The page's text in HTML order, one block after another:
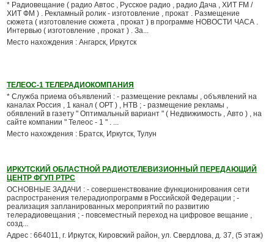
* Радиовещание ( радио Автос , Русское радио , радио Дача , ХИТ FM /
ХИТ ФМ ) . Рекламный ролик - изготовление , прокат . Размещение
сюжета ( изготовление сюжета , прокат ) в программе НОВОСТИ ЧАСА .
Интервью ( изготовление , прокат ) . За...
Место нахождения : Ангарск, Иркутск
ТЕЛЕОС-1 ТЕЛЕРАДИОКОМПАНИЯ
* Служба приема объявлений : - размещение рекламы , объявлений на
каналах Россия , 1 канал ( ОРТ ) , НТВ ; - размещение рекламы ,
обявлений в газету " Оптимальный вариант " ( Недвижимость , Авто ) , на
сайте компании " Телеос - 1 " . ...
Место нахождения : Братск, Иркутск, Тулун
ИРКУТСКИЙ ОБЛАСТНОЙ РАДИОТЕЛЕВИЗИОННЫЙ ПЕРЕДАЮЩИЙ
ЦЕНТР ФГУП РТРС
ОСНОВНЫЕ ЗАДАЧИ : - совершенствование функционирования сети
распространения телерадиопрограмм в Российской Федерации ; -
реализация запланированных мероприятий по развитию
телерадиовещания ; - повсеместный переход на цифровое вещание ,
созд...
Адрес : 664011, г. Иркутск, Кировский район, ул. Свердлова, д. 37, (5 этаж)